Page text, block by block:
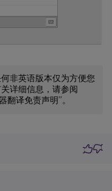
非英语版本仅为方便您
详细信息，请参阅
翻译免责声明”。